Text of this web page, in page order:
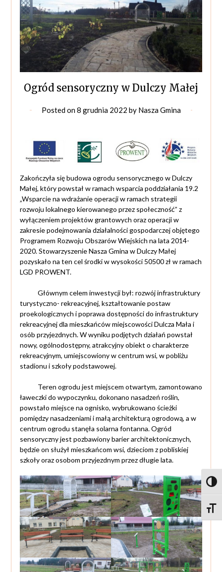
Ogród sensoryczny w Dulczy Małej
Posted on8 grudnia 2022 by Nasza Gmina
Zakończyła się budowa ogrodu sensorycznego w Dulczy
Małej, który powstał w ramach wsparcia poddziałania 19.2
„Wsparcie na wdrażanie operacji w ramach strategii
rozwoju lokalnego kierowanego przez społeczność” z
wyłączeniem projektów grantowych oraz operacji w
zakresie podejmowania działalności gospodarczej objętego
Programem Rozwoju Obszarów Wiejskich na lata 2014-
2020. Stowarzyszenie Nasza Gmina w Dulczy Małej
pozyskało na ten cel środki w wysokości 50500 zł w ramach
LGD PROWENT.
Głównym celem inwestycji był: rozwój infrastruktury
turystyczno- rekreacyjnej, kształtowanie postaw
proekologicznych i poprawa dostępności do infrastruktury
rekreacyjnej dla mieszkańców miejscowości Dulcza Mała i
osób przyjezdnych. W wyniku podjętych działań powstał
nowy, ogólnodostępny, atrakcyjny obiekt o charakterze
rekreacyjnym, umiejscowiony w centrum wsi, w pobliżu
stadionu i szkoły podstawowej.
Teren ogrodu jest miejscem otwartym, zamontowano
ławeczki do wypoczynku, dokonano nasadzeń roślin,
powstało miejsce na ognisko, wybrukowano ścieżki
pomiędzy nasadzeniami i małą architekturą ogrodową, a w
centrum ogrodu stanęła solarna fontanna. Ogród
sensoryczny jest pozbawiony barier architektonicznych,
będzie on służył mieszkańcom wsi, dzieciom z pobliskiej
szkoły oraz osobom przyjezdnym przez długie lata.